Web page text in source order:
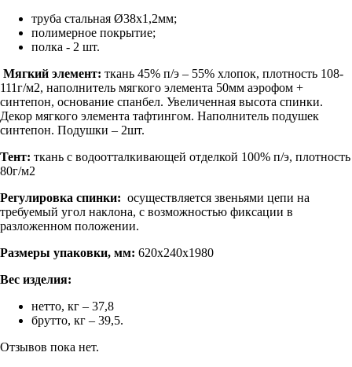
труба стальная Ø38х1,2мм;
полимерное покрытие;
полка - 2 шт.
Мягкий элемент: ткань 45% п/э – 55% хлопок, плотность 108-
111г/м2, наполнитель мягкого элемента 50мм аэрофом +
синтепон, основание спанбел. Увеличенная высота спинки.
Декор мягкого элемента тафтингом. Наполнитель подушек
синтепон. Подушки – 2шт.
Тент: ткань с водоотталкивающей отделкой 100% п/э, плотность
80г/м2
Регулировка спинки: осуществляется звеньями цепи на
требуемый угол наклона, с возможностью фиксации в
разложенном положении.
Размеры упаковки, мм: 620х240х1980
Вес изделия:
нетто, кг – 37,8
брутто, кг – 39,5.
Отзывов пока нет.